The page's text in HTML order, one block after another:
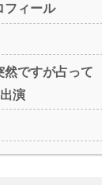
フィール
然ですが占って
演